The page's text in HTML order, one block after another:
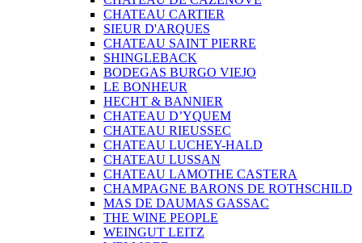
CHATEAU CARTIER
SIEUR D'ARQUES
CHATEAU SAINT PIERRE
SHINGLEBACK
BODEGAS BURGO VIEJO
LE BONHEUR
HECHT & BANNIER
CHATEAU D’YQUEM
CHATEAU RIEUSSEC
CHATEAU LUCHEY-HALD
CHATEAU LUSSAN
CHATEAU LAMOTHE CASTERA
CHAMPAGNE BARONS DE ROTHSCHILD
MAS DE DAUMAS GASSAC
THE WINE PEOPLE
WEINGUT LEITZ